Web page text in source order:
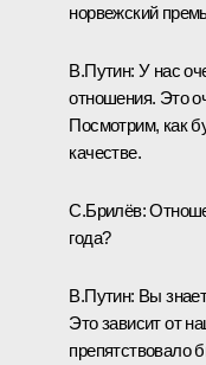
норвежский
В.Путин: У нас
отношения. Это
Посмотрим, как
качестве.
С.Брилёв:
года?
В.Путин: Вы
Это зависит от
препятствовало